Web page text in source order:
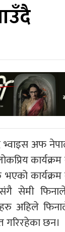
अफ
कार्यक्रम
सेमी
अहिले
गरिरहेका छन।